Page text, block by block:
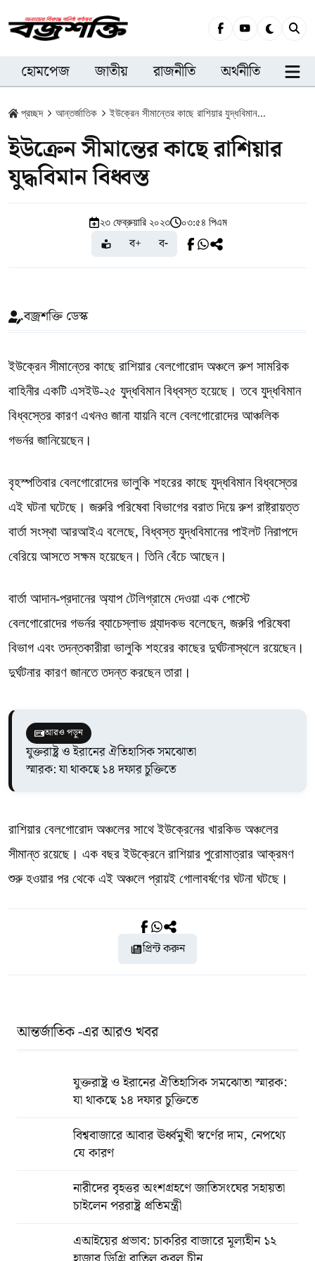
হোমপেজ জাতীয় রাজনীতি অর্থনীতি
প্রচ্ছদ আন্তর্জাতিক ইউক্রেন সীমান্তের কাছে রাশিয়ার যুদ্ধবিমান...
ইউক্রেন সীমান্তের কাছে রাশিয়ার
যুদ্ধবিমান বিধ্বস্ত
২৩ ফেব্রুয়ারি ২০২৩ ০৩:৫৪ পিএম
ব+ ব-
বজ্রশক্তি ডেস্ক
ইউক্রেন সীমান্তের কাছে রাশিয়ার বেলগোরোদ অঞ্চলে রুশ সামরিক
বাহিনীর একটি এসইউ-২৫ যুদ্ধবিমান বিধ্বস্ত হয়েছে। তবে যুদ্ধবিমান
বিধ্বস্তের কারণ এখনও জানা যায়নি বলে বেলগোরোদের আঞ্চলিক
গভর্নর জানিয়েছেন।
বৃহস্পতিবার বেলগোরোদের ভালুকি শহরের কাছে যুদ্ধবিমান বিধ্বস্তের
এই ঘটনা ঘটেছে। জরুরি পরিষেবা বিভাগের বরাত দিয়ে রুশ রাষ্ট্রায়ত্ত
বার্তা সংস্থা আরআইএ বলেছে, বিধ্বস্ত যুদ্ধবিমানের পাইলট নিরাপদে
বেরিয়ে আসতে সক্ষম হয়েছেন। তিনি বেঁচে আছেন।
বার্তা আদান-প্রদানের অ্যাপ টেলিগ্রামে দেওয়া এক পোস্টে
বেলগোরোদের গভর্নর ব্যাচেস্লাভ গ্ল্যাদকভ বলেছেন, জরুরি পরিষেবা
বিভাগ এবং তদন্তকারীরা ভালুকি শহরের কাছের দুর্ঘটনাস্থলে রয়েছেন।
দুর্ঘটনার কারণ জানতে তদন্ত করছেন তারা।
আরও পড়ুন
যুক্তরাষ্ট্র ও ইরানের ঐতিহাসিক সমঝোতা
স্মারক: যা থাকছে ১৪ দফার চুক্তিতে
রাশিয়ার বেলগোরোদ অঞ্চলের সাথে ইউক্রেনের খারকিভ অঞ্চলের
সীমান্ত রয়েছে। এক বছর ইউক্রেনে রাশিয়ার পুরোমাত্রার আক্রমণ
শুরু হওয়ার পর থেকে এই অঞ্চলে প্রায়ই গোলাবর্ষণের ঘটনা ঘটছে।
প্রিন্ট করুন
আন্তর্জাতিক -এর আরও খবর
যুক্তরাষ্ট্র ও ইরানের ঐতিহাসিক সমঝোতা স্মারক:
যা থাকছে ১৪ দফার চুক্তিতে
বিশ্ববাজারে আবার ঊর্ধ্বমুখী স্বর্ণের দাম, নেপথ্যে
যে কারণ
নারীদের বৃহত্তর অংশগ্রহণে জাতিসংঘের সহায়তা
চাইলেন পররাষ্ট্র প্রতিমন্ত্রী
এআইয়ের প্রভাব: চাকরির বাজারে মূল্যহীন ১২